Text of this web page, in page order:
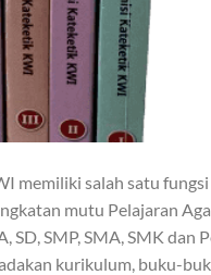
memiliki salah satu
mutu Pelajaran
SD, SMP, SMA, SMK dan
kurikulum, buku-